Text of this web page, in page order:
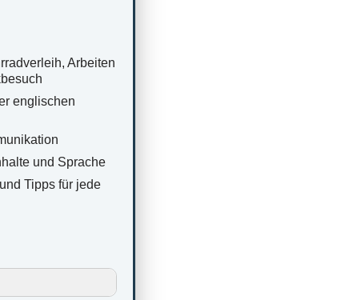
Arbeiten
englischen
und Sprache
Tipps für jede